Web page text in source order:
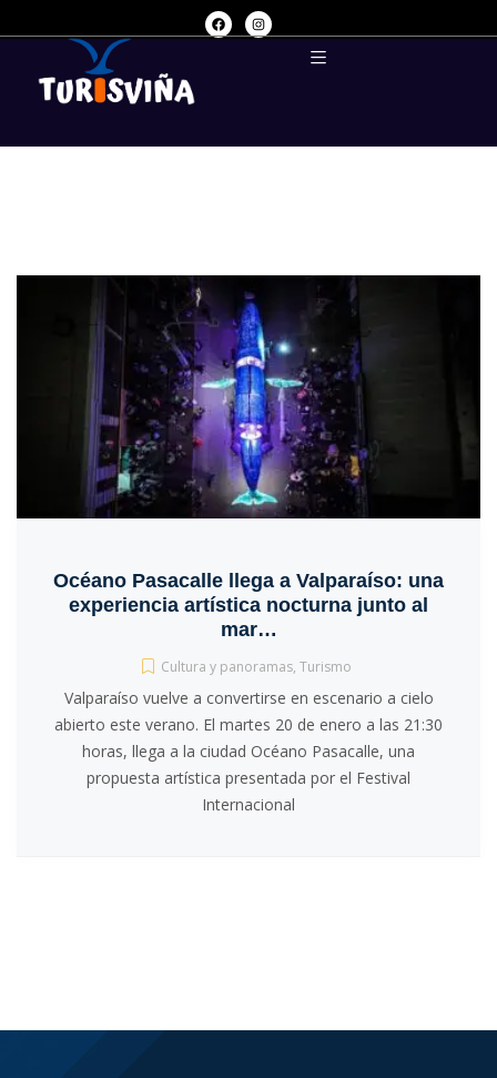
Océano Pasacalle llega a Valparaíso: una
experiencia artística nocturna junto al
mar…
Cultura y panoramas, Turismo
Valparaíso vuelve a convertirse en escenario a cielo
abierto este verano. El martes 20 de enero a las 21:30
horas, llega a la ciudad Océano Pasacalle, una
propuesta artística presentada por el Festival
Internacional